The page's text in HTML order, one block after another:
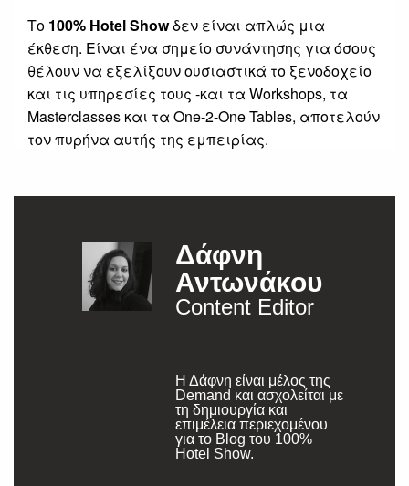
Το 100% Hotel Showδεν είναι απλώς μια
έκθεση. Είναι ένα σημείο συνάντησης για όσους
θέλουν να εξελίξουν ουσιαστικά το ξενοδοχείο
και τις υπηρεσίες τους -και τα Workshops, τα
Masterclasses και τα One-2-One Tables, αποτελούν
τον πυρήνα αυτής της εμπειρίας.
Δάφνη
Αντωνάκου
Content Editor
Η Δάφνη είναι μέλος της
Demand και ασχολείται με
τη δημιουργία και
επιμέλεια περιεχομένου
για το Blog του 100%
Hotel Show.